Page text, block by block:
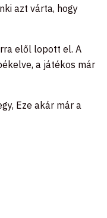
azt várta, hogy
elől lopott el. A
a játékos már
Eze akár már a